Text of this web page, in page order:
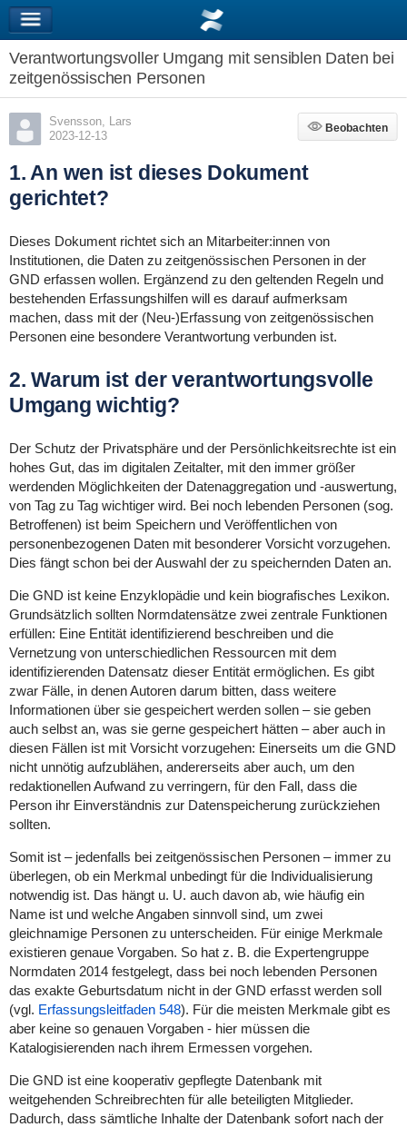
Verantwortungsvoller Umgang mit sensiblen Daten bei
zeitgenössischen Personen
Svensson, Lars
2023-12-13
Beobachten
Beobachten
1. An wen ist dieses Dokument
gerichtet?
Dieses Dokument richtet sich an Mitarbeiter:innen von
Institutionen, die Daten zu zeitgenössischen Personen in der
GND erfassen wollen. Ergänzend zu den geltenden Regeln und
bestehenden Erfassungshilfen will es darauf aufmerksam
machen, dass mit der (Neu-)Erfassung von zeitgenössischen
Personen eine besondere Verantwortung verbunden ist.
2. Warum ist der verantwortungsvolle
Umgang wichtig?
Der Schutz der Privatsphäre und der Persönlichkeitsrechte ist ein
hohes Gut, das im digitalen Zeitalter, mit den immer größer
werdenden Möglichkeiten der Datenaggregation und -auswertung,
von Tag zu Tag wichtiger wird. Bei noch lebenden Personen (sog.
Betroffenen) ist beim Speichern und Veröffentlichen von
personenbezogenen Daten mit besonderer Vorsicht vorzugehen.
Dies fängt schon bei der Auswahl der zu speichernden Daten an.
Die GND ist keine Enzyklopädie und kein biografisches Lexikon.
Grundsätzlich sollten Normdatensätze zwei zentrale Funktionen
erfüllen: Eine Entität identifizierend beschreiben und die
Vernetzung von unterschiedlichen Ressourcen mit dem
identifizierenden Datensatz dieser Entität ermöglichen. Es gibt
zwar Fälle, in denen Autoren darum bitten, dass weitere
Informationen über sie gespeichert werden sollen – sie geben
auch selbst an, was sie gerne gespeichert hätten – aber auch in
diesen Fällen ist mit Vorsicht vorzugehen: Einerseits um die GND
nicht unnötig aufzublähen, andererseits aber auch, um den
redaktionellen Aufwand zu verringern, für den Fall, dass die
Person ihr Einverständnis zur Datenspeicherung zurückziehen
sollten.
Somit ist – jedenfalls bei zeitgenössischen Personen – immer zu
überlegen, ob ein Merkmal unbedingt für die Individualisierung
notwendig ist. Das hängt u. U. auch davon ab, wie häufig ein
Name ist und welche Angaben sinnvoll sind, um zwei
gleichnamige Personen zu unterscheiden. Für einige Merkmale
existieren genaue Vorgaben. So hat z. B. die Expertengruppe
Normdaten 2014 festgelegt, dass bei noch lebenden Personen
das exakte Geburtsdatum nicht in der GND erfasst werden soll
(vgl. Erfassungsleitfaden 548). Für die meisten Merkmale gibt es
aber keine so genauen Vorgaben - hier müssen die
Katalogisierenden nach ihrem Ermessen vorgehen.
Die GND ist eine kooperativ gepflegte Datenbank mit
weitgehenden Schreibrechten für alle beteiligten Mitglieder.
Dadurch, dass sämtliche Inhalte der Datenbank sofort nach der